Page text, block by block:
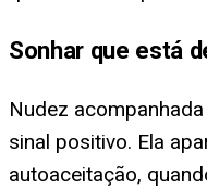
Sonhar que está
Nudez
sinal positivo. Ela
autoaceitação,